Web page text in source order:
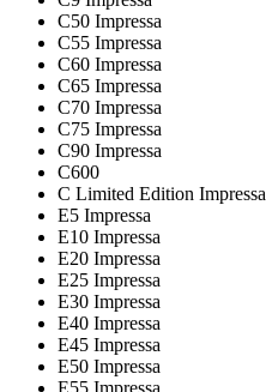
C50 Impressa
C55 Impressa
C60 Impressa
C65 Impressa
C70 Impressa
C75 Impressa
C90 Impressa
C600
C Limited Edition Impressa
E5 Impressa
E10 Impressa
E20 Impressa
E25 Impressa
E30 Impressa
E40 Impressa
E45 Impressa
E50 Impressa